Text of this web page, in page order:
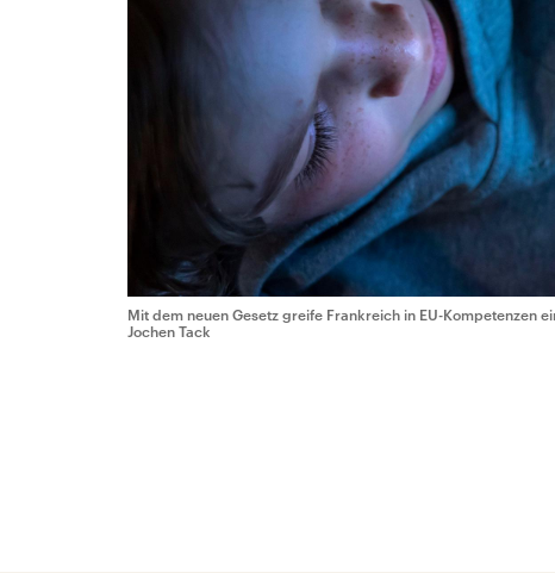
Mit dem neuen Gesetz greife Frankreich in EU-Kompetenzen
Jochen Tack